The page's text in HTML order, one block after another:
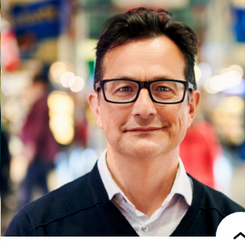
Histoire de l'architecture et de la ville,
notamment au Canada
Théorie et pratiques en conservation de
l'environnement bâti
Conception de projet en milieu existant
Analyse critique en architecture et
enseignement du design architectural et
urbain